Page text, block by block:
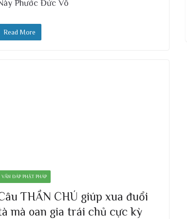
Phước Đức Vô
Read More
VẤN ĐÁP PHẬT PHÁP
THẦN CHÚ giúp xua đuổi
mà oan gia trái chủ cực kỳ